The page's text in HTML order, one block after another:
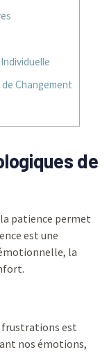
Changement
de
patience permet
est une
la
frustrations est
nos émotions,